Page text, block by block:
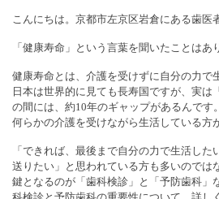
こんにちは。京都市左京区岩倉にある歯医
「健康寿命」という言葉を聞いたことはあ
健康寿命とは、介護を受けずに自分の力で
日本は世界的に見ても長寿国ですが、実は
の間には、約10年のギャップがあるんです
何らかの介護を受けながら生活している方
「できれば、最後まで自分の力で生活し
送りたい」と思われている方も多いのでは
鍵となるのが「歯科検診」と「予防歯科」